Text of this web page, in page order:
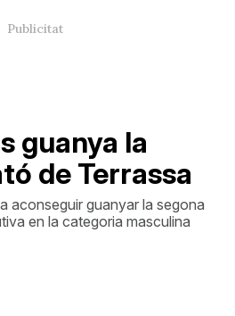
guanya la
de Terrassa
aconseguir guanyar la segona
en la categoria masculina